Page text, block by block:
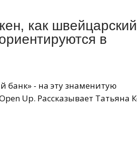
как швейцарский
в
банк» - на эту знаменитую
Up. Рассказывает Татьяна